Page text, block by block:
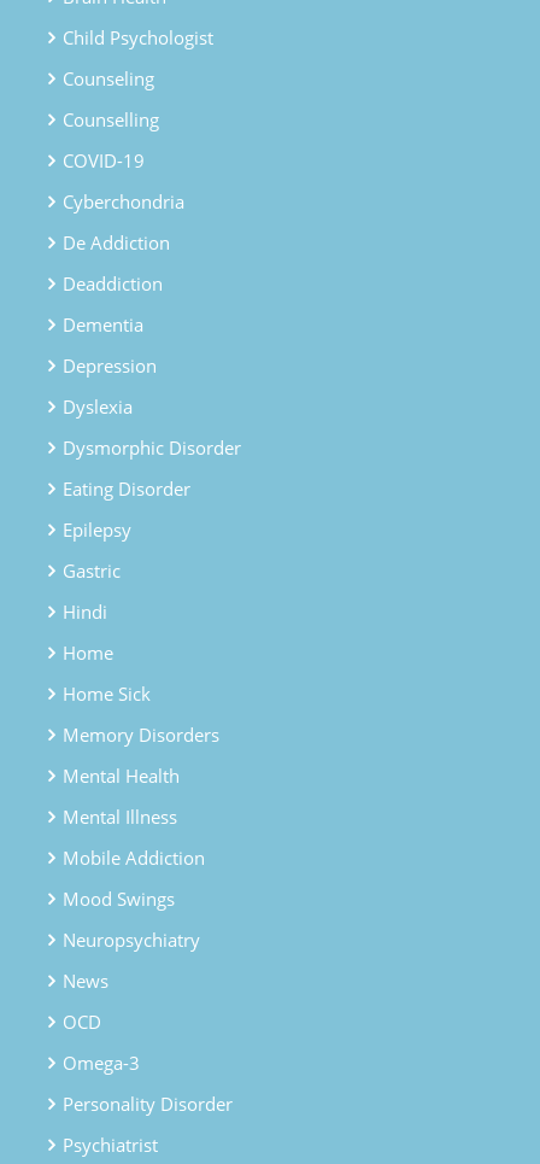
Child Psychologist
Counseling
Counselling
COVID-19
Cyberchondria
De Addiction
Deaddiction
Dementia
Depression
Dyslexia
Dysmorphic Disorder
Eating Disorder
Epilepsy
Gastric
Hindi
Home
Home Sick
Memory Disorders
Mental Health
Mental Illness
Mobile Addiction
Mood Swings
Neuropsychiatry
News
OCD
Omega-3
Personality Disorder
Psychiatrist